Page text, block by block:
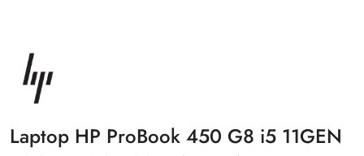
NAZWA
PRODUCENTA:
HP
Laptop HP ProBook 450 G8 i5 11GEN